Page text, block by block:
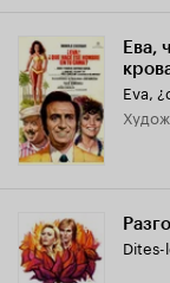
Ева,
Eva,